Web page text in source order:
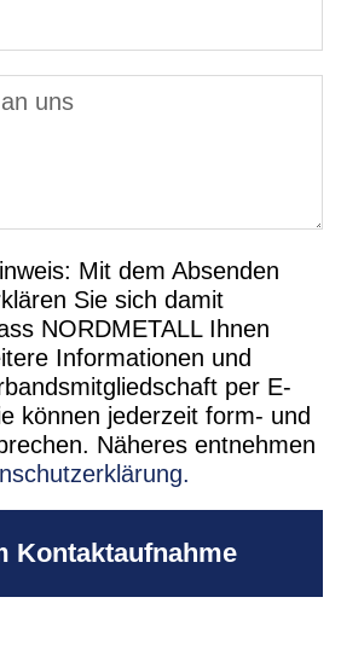
Mit dem Absenden
Sie sich damit
NORDMETALL Ihnen
Informationen und
per E-
können jederzeit form- und
Näheres entnehmen
Kontaktaufnahme